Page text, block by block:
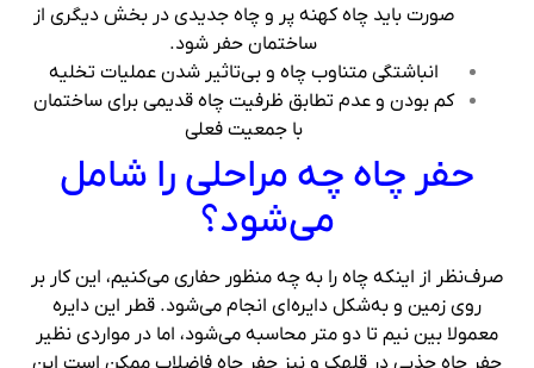
صورت باید چاه کهنه پر و چاه جدیدی در بخش دیگری از
ساختمان حفر شود.
انباشتگی متناوب چاه و بی‌تاثیر شدن عملیات تخلیه
کم بودن و عدم تطابق ظرفیت چاه قدیمی برای ساختمان
با جمعیت فعلی
حفر چاه چه مراحلی را شامل
می‌شود؟
صرف‌نظر از اینکه چاه را به چه منظور حفاری می‌کنیم، این کار بر
روی زمین و به‌شکل دایره‌ای انجام می‌شود. قطر این دایره
معمولا بین نیم تا دو متر محاسبه می‌شود، اما در مواردی نظیر
حفر چاه جذبی در قلهک و نیز حفر چاه فاضلاب ممکن است این